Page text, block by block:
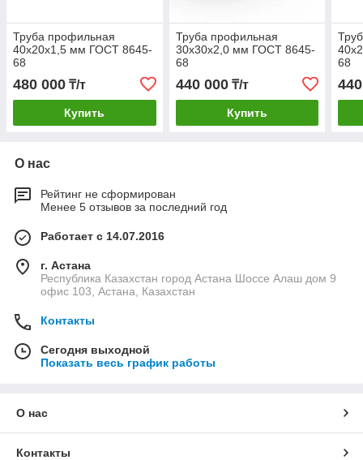
Труба профильная
40х20х1,5 мм ГОСТ 8645-
68
480 000 ₸/т
Купить
Труба профильная
30х30х2,0 мм ГОСТ 8645-
68
440 000₸/т
Купить
68
О нас
Рейтинг не сформирован
Менее 5 отзывов за последний год
Работает с 14.07.2016
г. Астана
Республика Казахстан город Астана Шоссе Алаш дом 9
офис 103, Астана, Казахстан
Контакты
Сегодня выходной
Показать весь график работы
О нас
Контакты